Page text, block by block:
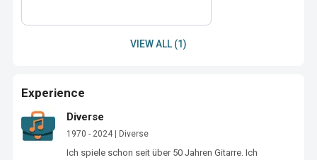
VIEW ALL (1)
Experience
Diverse
1970 - 2024 | Diverse
Ich spiele schon seit über 50 Jahren Gitarre. Ich